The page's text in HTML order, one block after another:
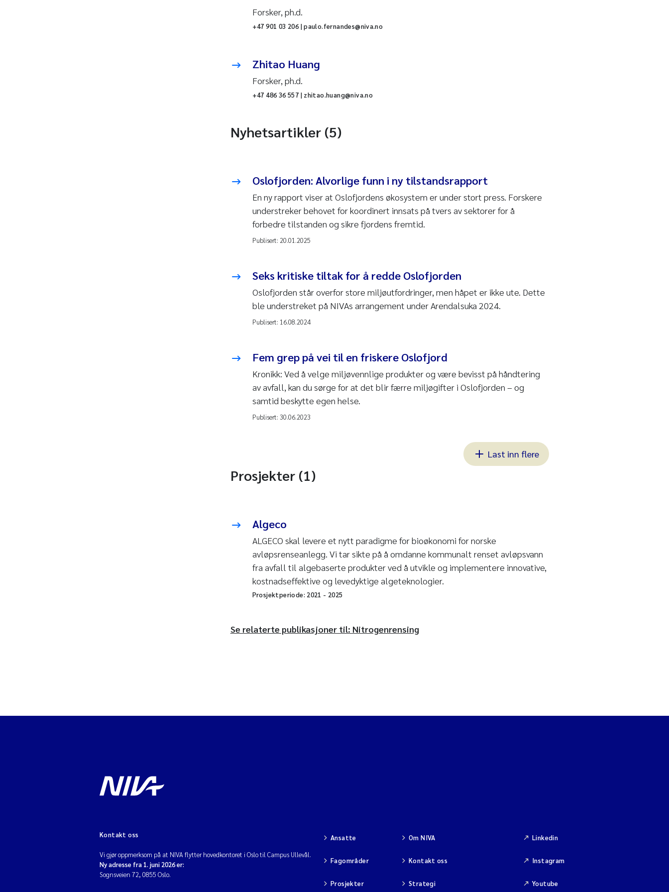
Forsker, ph.d.
+47 901 03 206 | paulo.fernandes@niva.no
Zhitao Huang
Forsker, ph.d.
+47 486 36 557 | zhitao.huang@niva.no
Nyhetsartikler (5)
Oslofjorden: Alvorlige funn i ny tilstandsrapport
En ny rapport viser at Oslofjordens økosystem er under stort press. Forskere
understreker behovet for koordinert innsats på tvers av sektorer for å
forbedre tilstanden og sikre fjordens fremtid.
Publisert: 20.01.2025
Seks kritiske tiltak for å redde Oslofjorden
Oslofjorden står overfor store miljøutfordringer, men håpet er ikke ute. Dette
ble understreket på NIVAs arrangement under Arendalsuka 2024.
Publisert: 16.08.2024
Fem grep på vei til en friskere Oslofjord
Kronikk: Ved å velge miljøvennlige produkter og være bevisst på håndtering
av avfall, kan du sørge for at det blir færre miljøgifter i Oslofjorden – og
samtid beskytte egen helse.
Publisert: 30.06.2023
Last inn flere
Prosjekter (1)
Algeco
ALGECO skal levere et nytt paradigme for bioøkonomi for norske
avløpsrenseanlegg. Vi tar sikte på å omdanne kommunalt renset avløpsvann
fra avfall til algebaserte produkter ved å utvikle og implementere innovative,
kostnadseffektive og levedyktige algeteknologier.
Prosjektperiode: 2021 - 2025
Se relaterte publikasjoner til: Nitrogenrensing
Kontakt oss
Vi gjør oppmerksom på at NIVA flytter hovedkontoret i Oslo til Campus Ullevål.
Ny adresse fra 1. juni 2026 er:
Sognsveien 72, 0855 Oslo.
Ansatte
Fagområder
Prosjekter
Om NIVA
Kontakt oss
Strategi
Linkedin
Instagram
Youtube